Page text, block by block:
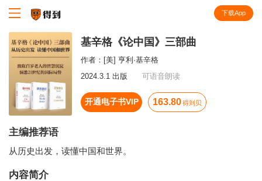
下载App
基辛格《论中国》三部曲
作者： [美] 亨利·基辛格
2024.3.1 出版
可语音朗读
开通电子书VIP 163.80 得到贝
主编推荐语
从历史出发，读懂中国和世界。
内容简介